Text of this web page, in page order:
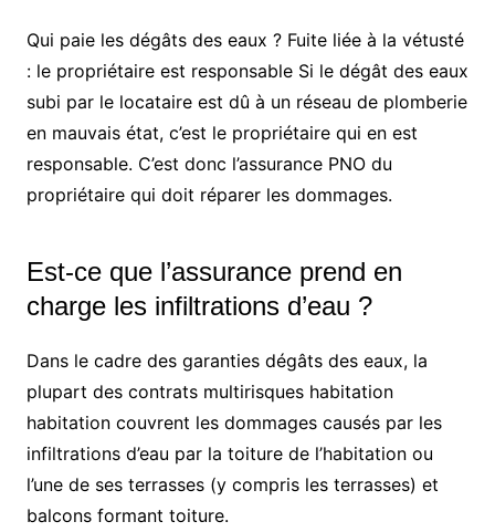
Qui paie les dégâts des eaux ? Fuite liée à la vétusté
: le propriétaire est responsable Si le dégât des eaux
subi par le locataire est dû à un réseau de plomberie
en mauvais état, c’est le propriétaire qui en est
responsable. C’est donc l’assurance PNO du
propriétaire qui doit réparer les dommages.
Est-ce que l’assurance prend en
charge les infiltrations d’eau ?
Dans le cadre des garanties dégâts des eaux, la
plupart des contrats multirisques habitation
habitation couvrent les dommages causés par les
infiltrations d’eau par la toiture de l’habitation ou
l’une de ses terrasses (y compris les terrasses) et
balcons formant toiture.